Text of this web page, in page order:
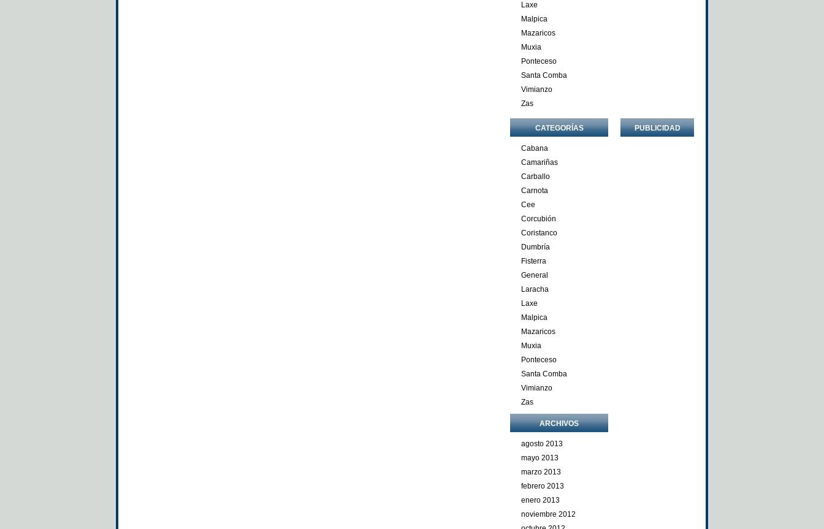
Laxe
Malpica
Mazaricos
Muxia
Ponteceso
Santa Comba
Vimianzo
Zas
CATEGORÍAS
Cabana
Camariñas
Carballo
Carnota
Cee
Corcubión
Coristanco
Dumbría
Fisterra
General
Laracha
Laxe
Malpica
Mazaricos
Muxia
Ponteceso
Santa Comba
Vimianzo
Zas
ARCHIVOS
agosto 2013
mayo 2013
marzo 2013
febrero 2013
enero 2013
noviembre 2012
PUBLICIDAD